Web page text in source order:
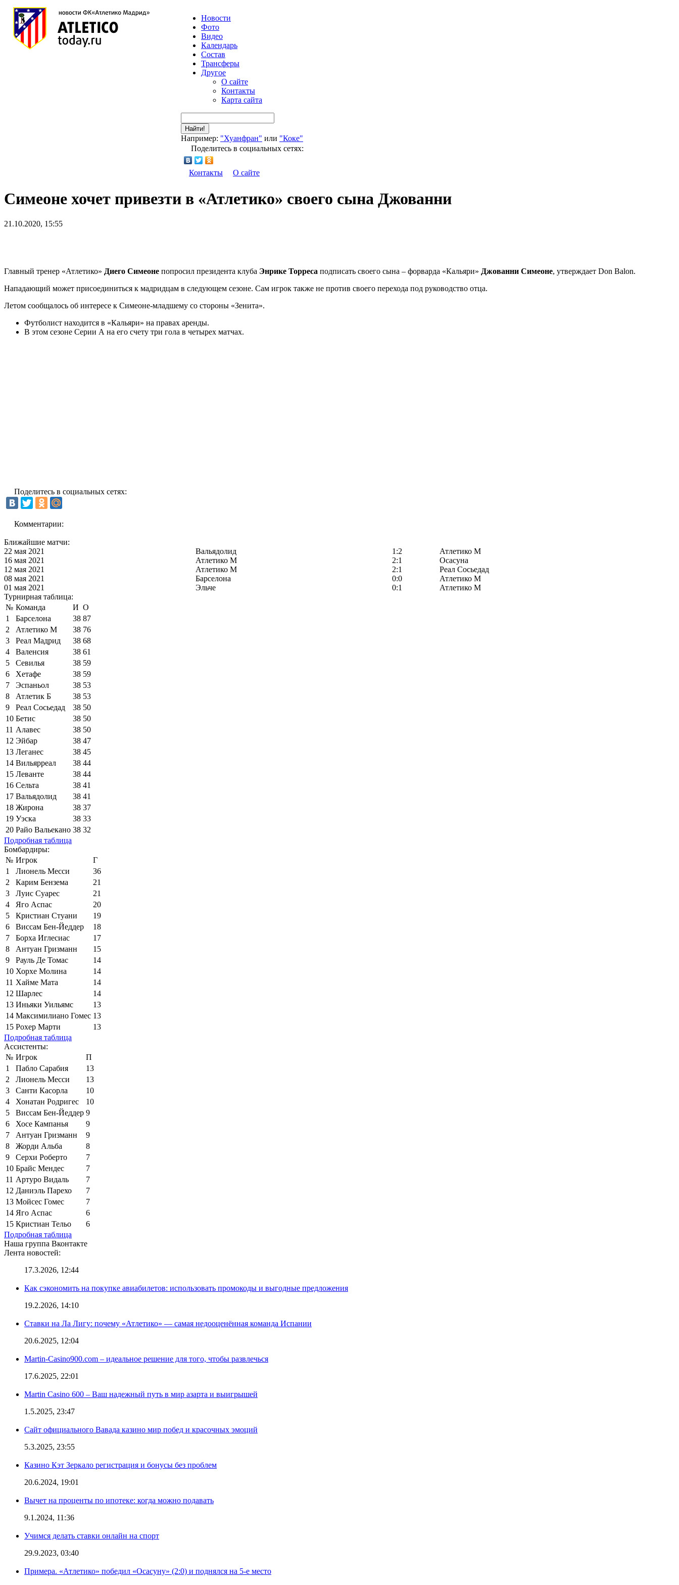
Новости
Фото
Видео
Календарь
Состав
Трансферы
Другое
О сайте
Контакты
Карта сайта
Найти!
Например: "Хуанфран" или "Коке"
Поделитесь в социальных сетях:
Контакты О сайте
Симеоне хочет привезти в «Атлетико» своего сына Джованни
21.10.2020, 15:55
Главный тренер «Атлетико» Диего Симеоне попросил президента клуба Энрике Торреса подписать своего сына – форварда «Кальяри» Джованни Симеоне, утверждает Don Balon.
Нападающий может присоединиться к мадридцам в следующем сезоне. Сам игрок также не против своего перехода под руководство отца.
Летом сообщалось об интересе к Симеоне-младшему со стороны «Зенита».
Футболист находится в «Кальяри» на правах аренды.
В этом сезоне Серии А на его счету три гола в четырех матчах.
Поделитесь в социальных сетях:
Комментарии:
Ближайшие матчи:
22 мая 2021
Вальядолид 1:2
Атлетико М
16 мая 2021
Атлетико М 2:1
Осасуна
12 мая 2021
Атлетико М 2:1
Реал Сосьедад
08 мая 2021
Барселона 0:0
Атлетико М
01 мая 2021
Эльче 0:1
Атлетико М
Турнирная таблица:
№ Команда И О
1
Барселона 38 87
2
Атлетико М 38 76
3
Реал Мадрид 38 68
4
Валенсия 38 61
5
Севилья 38 59
6
Хетафе 38 59
7
Эспаньол 38 53
8
Атлетик Б 38 53
9
Реал Сосьедад 38 50
10 Бетис 38 50
11 Алавес 38 50
12 Эйбар 38 47
13 Леганес 38 45
14 Вильярреал 38 44
15 Леванте 38 44
16 Сельта 38 41
17 Вальядолид 38 41
18 Жирона 38 37
19 Уэска 38 33
20 Райо Вальекано 38 32
Подробная таблица
Бомбардиры:
№ Игрок
Г
1
Лионель Месси
36
2
Карим Бензема
21
3
Луис Суарес
21
4
Яго Аспас
20
5
Кристиан Стуани
19
6
Виссам Бен-Йеддер
18
7
Борха Иглесиас
17
8
Антуан Гризманн
15
9
Рауль Де Томас
14
10 Хорхе Молина
14
11 Хайме Мата
14
12 Шарлес
14
13 Иньяки Уильямс
13
14 Максимилиано Гомес 13
15 Рохер Марти
13
Подробная таблица
Ассистенты:
№ Игрок
П
1
Пабло Сарабия
13
2
Лионель Месси
13
3
Санти Касорла
10
4
Хонатан Родригес
10
5
Виссам Бен-Йеддер 9
6
Хосе Кампанья
9
7
Антуан Гризманн
9
8
Жорди Альба
8
9
Серхи Роберто
7
10 Брайс Мендес
7
11 Артуро Видаль
7
12 Даниэль Парехо
7
13 Мойсес Гомес
7
14 Яго Аспас
6
15 Кристиан Тельо
6
Подробная таблица
Наша группа Вконтакте
Лента новостей:
17.3.2026, 12:44
Как сэкономить на покупке авиабилетов: использовать промокоды и выгодные предложения
19.2.2026, 14:10
Ставки на Ла Лигу: почему «Атлетико» — самая недооценённая команда Испании
20.6.2025, 12:04
Martin-Casino900.com – идеальное решение для того, чтобы развлечься
17.6.2025, 22:01
Martin Casino 600 – Ваш надежный путь в мир азарта и выигрышей
1.5.2025, 23:47
Сайт официального Вавада казино мир побед и красочных эмоций
5.3.2025, 23:55
Казино Кэт Зеркало регистрация и бонусы без проблем
20.6.2024, 19:01
Вычет на проценты по ипотеке: когда можно подавать
9.1.2024, 11:36
Учимся делать ставки онлайн на спорт
29.9.2023, 03:40
Примера. «Атлетико» победил «Осасуну» (2:0) и поднялся на 5-е место